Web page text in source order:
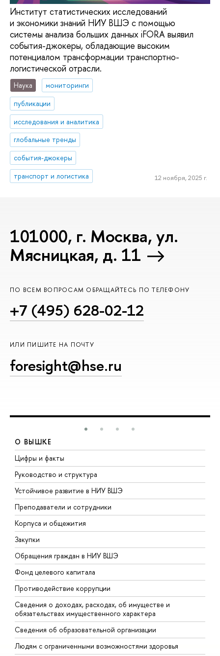
Институт статистических исследований
и экономики знаний НИУ ВШЭ с помощью
системы анализа больших данных iFORA выявил
события-джокеры, обладающие высоким
потенциалом трансформации транспортно-
логистической отрасли.
Наука
мониторинги
публикации
исследования и аналитика
глобальные тренды
события-джокеры
транспорт и логистика
12 ноября, 2025 г.
101000, г. Москва, ул.
Мясницкая, д. 11
ПО ВСЕМ ВОПРОСАМ ОБРАЩАЙТЕСЬ ПО ТЕЛЕФОНУ
+7 (495) 628-02-12
ИЛИ ПИШИТЕ НА ПОЧТУ
foresight@hse.ru
О ВЫШКЕ
Цифры и факты
Руководство и структура
Устойчивое развитие в НИУ ВШЭ
Преподаватели и сотрудники
Корпуса и общежития
Закупки
Обращения граждан в НИУ ВШЭ
Фонд целевого капитала
Противодействие коррупции
Сведения о доходах, расходах, об имуществе и
обязательствах имущественного характера
Сведения об образовательной организации
Людям с ограниченными возможностями здоровья